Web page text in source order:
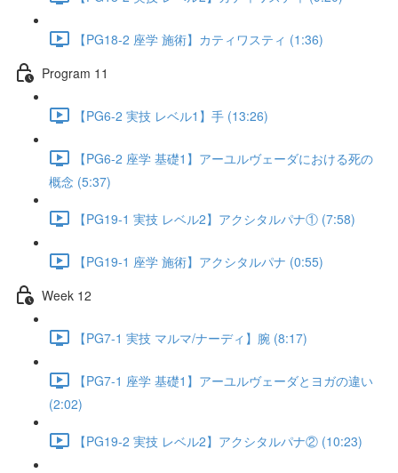
【PG18-2 座学 施術】カティワスティ (1:36)
Program 11
【PG6-2 実技 レベル1】手 (13:26)
【PG6-2 座学 基礎1】アーユルヴェーダにおける死の
概念 (5:37)
【PG19-1 実技 レベル2】アクシタルパナ① (7:58)
【PG19-1 座学 施術】アクシタルパナ (0:55)
Week 12
【PG7-1 実技 マルマ/ナーディ】腕 (8:17)
【PG7-1 座学 基礎1】アーユルヴェーダとヨガの違い
(2:02)
【PG19-2 実技 レベル2】アクシタルパナ② (10:23)